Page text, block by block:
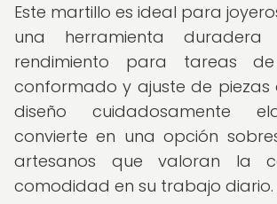
Este martillo es ideal para
una herramienta
rendimiento para tareas
conformado y ajuste de piezas
diseño cuidadosamente
convierte en una opción
artesanos que valoran la
comodidad en su trabajo diario.